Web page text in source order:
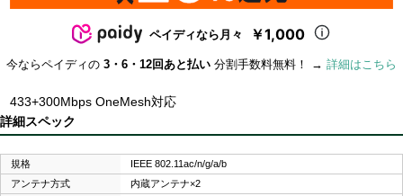
ペイディなら月々 ￥1,000
今ならペイディの 3・6・12回あと払い 分割手数料無料！ → 詳細はこちら
433+300Mbps OneMesh対応
詳細スペック
規格
IEEE 802.11ac/n/g/a/b
アンテナ方式
内蔵アンテナ×2